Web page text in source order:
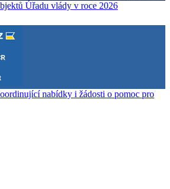
Úřadu vlády v roce 2026
nabídky i žádosti o pomoc pro